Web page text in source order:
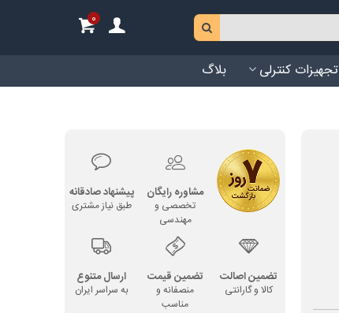
0
تجهیزات کنترلی بلاگ
مشاوره رایگان
تخصصی و
مهندسی
پیشنهاد صادقانه
طبق نیاز مشتری
تضمین اصالت
کالا و گارانتی
تضمین قیمت
منصفانه و
مناسب
ارسال متنوع
به سراسر ایران